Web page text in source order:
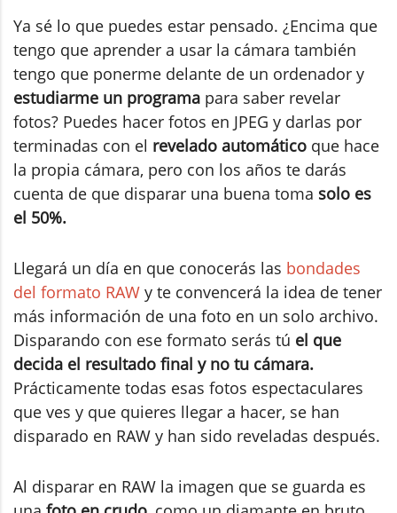
Ya sé lo que puedes estar pensado. ¿Encima que
tengo que aprender a usar la cámara también
tengo que ponerme delante de un ordenador y
estudiarme un programa para saber revelar
fotos? Puedes hacer fotos en JPEG y darlas por
terminadas con el revelado automático que hace
la propia cámara, pero con los años te darás
cuenta de que disparar una buena toma solo es
el 50%.
Llegará un día en que conocerás las bondades
del formato RAW y te convencerá la idea de tener
más información de una foto en un solo archivo.
Disparando con ese formato serás tú el que
decida el resultado final y no tu cámara.
Prácticamente todas esas fotos espectaculares
que ves y que quieres llegar a hacer, se han
disparado en RAW y han sido reveladas después.
Al disparar en RAW la imagen que se guarda es